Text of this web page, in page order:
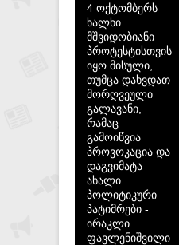
4 ოქტომბერს
ხალხი
მშვიდობიანი
პროტესტისთვის
იყო მისული,
თუმცა დახვდათ
მორღვეული
გალავანი,
რამაც
გამოიწვია
პროვოკაცია და
დაგვიმატა
ახალი
პოლიტიკური
პატიმრები -
ირაკლი
ფავლენიშვილი